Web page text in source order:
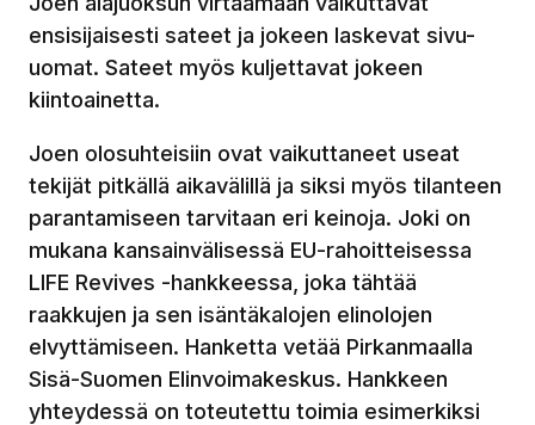
ensisijaisesti sateet ja jokeen laskevat sivu-
uomat. Sateet myös kuljettavat jokeen
kiintoainetta.
Joen olosuhteisiin ovat vaikuttaneet useat
tekijät pitkällä aikavälillä ja siksi myös tilanteen
parantamiseen tarvitaan eri keinoja. Joki on
mukana kansainvälisessä EU-rahoitteisessa
LIFE Revives -hankkeessa, joka tähtää
raakkujen ja sen isäntäkalojen elinolojen
elvyttämiseen. Hanketta vetää Pirkanmaalla
Sisä-Suomen Elinvoimakeskus. Hankkeen
yhteydessä on toteutettu toimia esimerkiksi